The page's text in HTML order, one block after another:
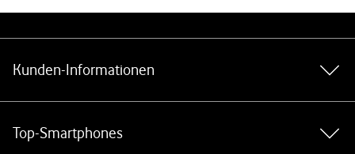
Kunden-Informationen
Top-Smartphones